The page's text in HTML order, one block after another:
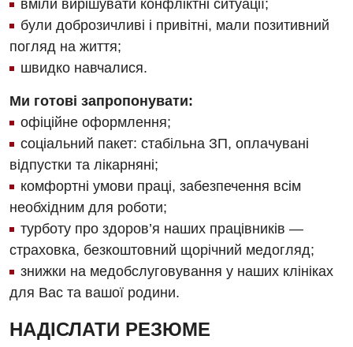
вміли вирішувати конфліктні ситуації;
були доброзичливі і привітні, мали позитивний
погляд на життя;
швидко навчалися.
Ми готові запропонувати:
офіційне оформлення;
соціальний пакет: стабільна ЗП, оплачувані
відпустки та лікарняні;
комфортні умови праці, забезпечення всім
необхідним для роботи;
турботу про здоров’я наших працівників —
страховка, безкоштовний щорічний медогляд;
знижки на медобслуговування у наших клініках
для Вас та вашої родини.
НАДІСЛАТИ РЕЗЮМЕ